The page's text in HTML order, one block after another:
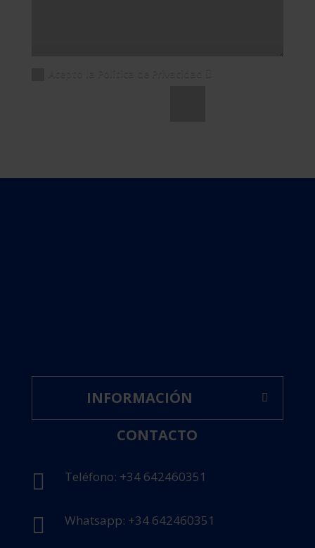
Acepto la Política de Privacidad
INFORMACIÓN
CONTACTO
 Teléfono: +34 642460351
 Whatsapp: +34 642460351